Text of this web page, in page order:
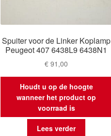
Spuiter voor de Linker Koplamp
Peugeot 407 6438L9 6438N1
€ 91,00
Houdt u op de hoogte
wanneer het product op
voorraad is
Lees verder